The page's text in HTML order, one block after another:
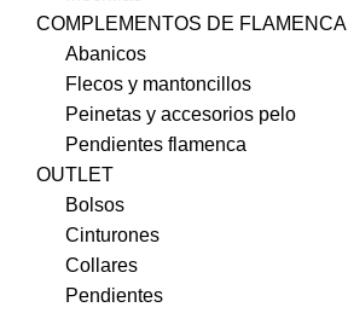
COMPLEMENTOS DE FLAMENCA
Abanicos
Flecos y mantoncillos
Peinetas y accesorios pelo
Pendientes flamenca
OUTLET
Bolsos
Cinturones
Collares
Pendientes